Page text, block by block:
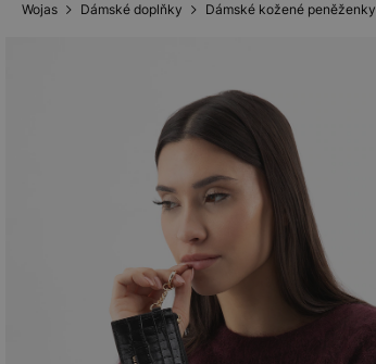
Wojas Dámské doplňky Dámské kožené peněženky